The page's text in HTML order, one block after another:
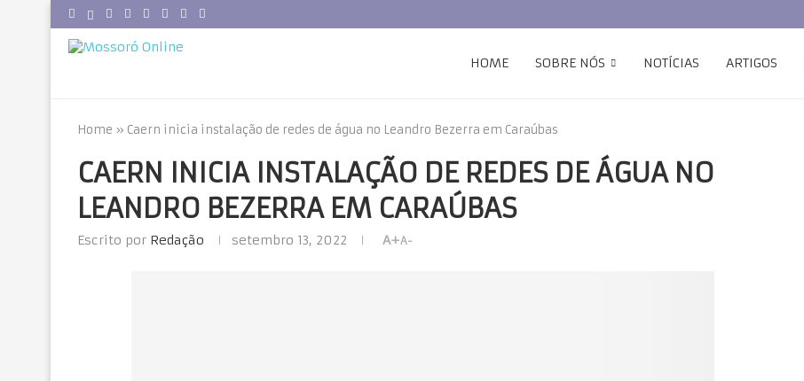
HOME SOBRE NÓS NOTÍCIAS ARTIGOS
Home » Caern inicia instalação de redes de água no Leandro Bezerra em Caraúbas
CAERN INICIA INSTALAÇÃO DE REDES DE ÁGUA NO
LEANDRO BEZERRA EM CARAÚBAS
Escrito por Redação setembro 13, 2022 A+A-